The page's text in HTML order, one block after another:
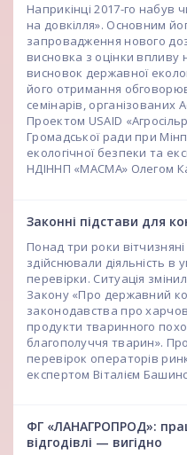
Наприкінці 2017-го набув
на довкілля». Основним
запровадження нового
висновка з оцінки впливу
висновок державної
його отримання
семінарів, організованих
Проектом USAID
Громадської ради при
екологічної безпеки та
НДІННП «МАСМА» Олегом
Законні підстави для
Понад три роки
здійснювали діяльність
перевірки. Ситуація
Закону «Про державний
законодавства про
продукти тваринного
благополуччя тварин».
перевірок операторів
експертом Віталієм
ФГ «ЛАНАГРОПРОД»:
відгодівлі — вигідно